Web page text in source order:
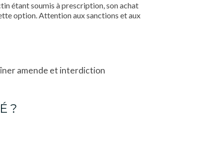
étant soumis à prescription, son achat
option. Attention aux sanctions et aux
amende et interdiction
?